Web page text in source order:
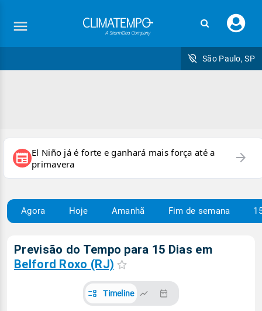
seu
São Paulo, SP
newspaper El Niño já é forte e ganhará mais força até a
primavera
arrow_forward
Agora Hoje Amanhã Fim de semana
Previsão do Tempo para 15 Dias em
Belford Roxo (RJ)
Timeline